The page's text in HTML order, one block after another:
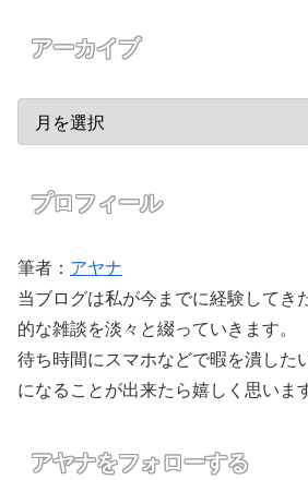
アーカイブ
プロフィール
筆者： アヤナ
当ブログは私が今までに経験してき
的な雑談を淡々と綴っていきます。
待ち時間にスマホなどで暇を潰した
になることが出来たら嬉しく思いま
アヤナをフォローする